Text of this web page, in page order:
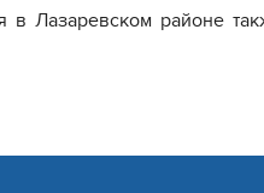
Лазаревском районе